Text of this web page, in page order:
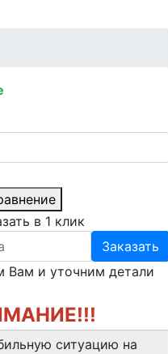
в 1 клик
Заказать
Вам и уточним детали
ситуацию на